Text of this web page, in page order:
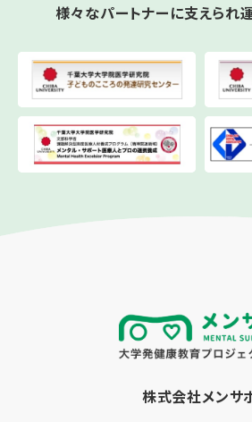
様々なパートナーに支えられ
株式会社メンサ